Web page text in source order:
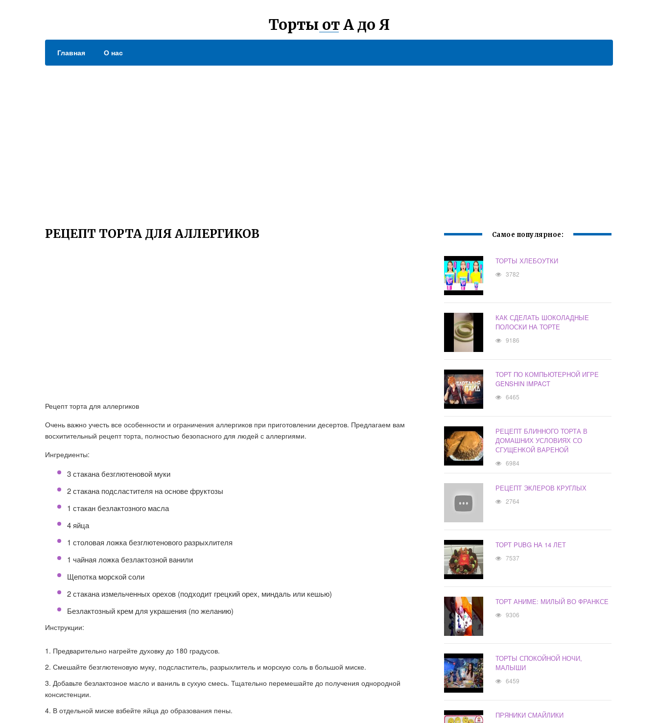
Торты от А до Я
Главная О нас
РЕЦЕПТ ТОРТА ДЛЯ АЛЛЕРГИКОВ
Рецепт торта для аллергиков
Очень важно учесть все особенности и ограничения аллергиков при приготовлении десертов. Предлагаем вам
восхитительный рецепт торта, полностью безопасного для людей с аллергиями.
Ингредиенты:
3 стакана безглютеновой муки
2 стакана подсластителя на основе фруктозы
1 стакан безлактозного масла
4 яйца
1 столовая ложка безглютенового разрыхлителя
1 чайная ложка безлактозной ванили
Щепотка морской соли
2 стакана измельченных орехов (подходит грецкий орех, миндаль или кешью)
Безлактозный крем для украшения (по желанию)
Инструкции:
Предварительно нагрейте духовку до 180 градусов.
Смешайте безглютеновую муку, подсластитель, разрыхлитель и морскую соль в большой миске.
Добавьте безлактозное масло и ваниль в сухую смесь. Тщательно перемешайте до получения однородной
консистенции.
В отдельной миске взбейте яйца до образования пены.
Самое популярное:
ТОРТЫ ХЛЕБОУТКИ
3782
КАК СДЕЛАТЬ ШОКОЛАДНЫЕ
ПОЛОСКИ НА ТОРТЕ
9186
ТОРТ ПО КОМПЬЮТЕРНОЙ ИГРЕ
GENSHIN IMPACT
6465
РЕЦЕПТ БЛИННОГО ТОРТА В
ДОМАШНИХ УСЛОВИЯХ СО
СГУЩЕНКОЙ ВАРЕНОЙ
6984
РЕЦЕПТ ЭКЛЕРОВ КРУГЛЫХ
2764
ТОРТ PUBG НА 14 ЛЕТ
7537
ТОРТ АНИМЕ: МИЛЫЙ ВО ФРАНКСЕ
9306
ТОРТЫ СПОКОЙНОЙ НОЧИ,
МАЛЫШИ
6459
ПРЯНИКИ СМАЙЛИКИ